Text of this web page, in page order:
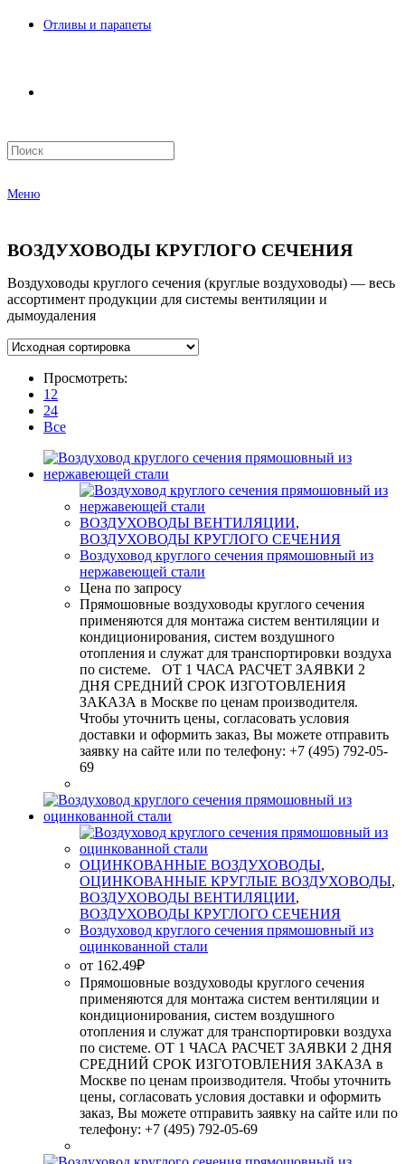
Отливы и парапеты
Меню
ВОЗДУХОВОДЫ КРУГЛОГО СЕЧЕНИЯ
Воздуховоды круглого сечения (круглые воздуховоды) — весь
ассортимент продукции для системы вентиляции и
дымоудаления
Просмотреть:
12
24
Все
ВОЗДУХОВОДЫ ВЕНТИЛЯЦИИ,
ВОЗДУХОВОДЫ КРУГЛОГО СЕЧЕНИЯ
Воздуховод круглого сечения прямошовный из
нержавеющей стали
Цена по запросу
Прямошовные воздуховоды круглого сечения
применяются для монтажа систем вентиляции и
кондиционирования, систем воздушного
отопления и служат для транспортировки воздуха
по системе. ОТ 1 ЧАСА РАСЧЕТ ЗАЯВКИ 2
ДНЯ СРЕДНИЙ СРОК ИЗГОТОВЛЕНИЯ
ЗАКАЗА в Москве по ценам производителя.
Чтобы уточнить цены, согласовать условия
доставки и оформить заказ, Вы можете отправить
заявку на сайте или по телефону: +7 (495) 792-05-
69
ОЦИНКОВАННЫЕ ВОЗДУХОВОДЫ,
ОЦИНКОВАННЫЕ КРУГЛЫЕ ВОЗДУХОВОДЫ,
ВОЗДУХОВОДЫ ВЕНТИЛЯЦИИ,
ВОЗДУХОВОДЫ КРУГЛОГО СЕЧЕНИЯ
Воздуховод круглого сечения прямошовный из
оцинкованной стали
от 162.49₽
Прямошовные воздуховоды круглого сечения
применяются для монтажа систем вентиляции и
кондиционирования, систем воздушного
отопления и служат для транспортировки воздуха
по системе. ОТ 1 ЧАСА РАСЧЕТ ЗАЯВКИ 2 ДНЯ
СРЕДНИЙ СРОК ИЗГОТОВЛЕНИЯ ЗАКАЗА в
Москве по ценам производителя. Чтобы уточнить
цены, согласовать условия доставки и оформить
заказ, Вы можете отправить заявку на сайте или по
телефону: +7 (495) 792-05-69